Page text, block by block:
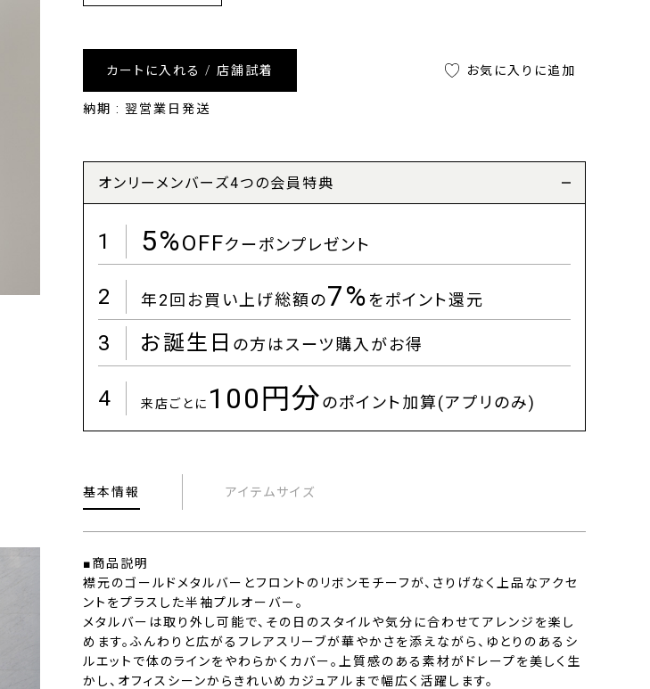
カートに入れる / 店舗試着
納期 : 翌営業日発送
お気に入りに追加
オンリーメンバーズ4つの会員特典
1 5%OFFクーポンプレゼント
2 年2回お買い上げ総額の7%をポイント還元
3 お誕生日 の方はスーツ購入がお得
4 来店ごとに 100円分のポイント加算(アプリのみ)
基本情報 アイテムサイズ
■商品説明
襟元のゴールドメタルバーとフロントのリボンモチーフが、さりげなく上品なアクセ
ントをプラスした半袖プルオーバー。
メタルバーは取り外し可能で、その日のスタイルや気分に合わせてアレンジを楽し
めます。ふんわりと広がるフレアスリーブが華やかさを添えながら、ゆとりのあるシ
ルエットで体のラインをやわらかくカバー。上質感のある素材がドレープを美しく生
かし、オフィスシーンからきれいめカジュアルまで幅広く活躍します。